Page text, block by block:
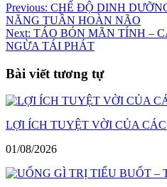
Điều
hướng
bài
viết
Previous: CHẾ ĐỘ DINH
NĂNG TUẦN HOÀN NÃO
Next: TÁO BÓN MÃN TÍNH –
NGỪA TÁI PHÁT
Bài viết tương tự
LỢI ÍCH TUYỆT VỜI CỦA
01/08/2026